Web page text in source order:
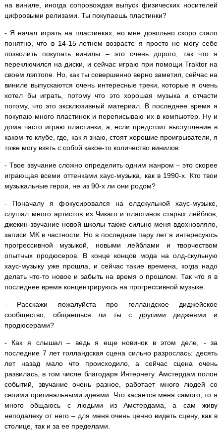
на виниле, иногда сопровождая выпуск физических носителей
цифровыми релизами. Ты покупаешь пластинки?
- Я начал играть на пластинках, но мне довольно скоро стало
понятно, что в 14-15-летнем возрасте я просто не могу себе
позволить покупать винилы – это очень дорого, так что я
переключился на диски, и сейчас играю при помощи Traktor на
своем лэптопе. Но, как ты совершенно верно заметил, сейчас на
виниле выпускаются очень интересные треки, которые я очень
хотел бы играть, потому что это хорошая музыка и отчасти
потому, что это эксклюзивный материал. В последнее время я
покупаю много пластинок и переписываю их в компьютер. Ну и
дома часто играю пластинки, а, если предстоит выступление в
каком-то клубе, где, как я знаю, стоят хорошие проигрыватели, я
тоже могу взять с собой какое-то количество винилов.
- Твое звучание сложно определить одним жанром – это скорее
играющая всеми оттенками хаус-музыка, как в 1990-х. Кто твои
музыкальные герои, не из 90-х ли они родом?
- Поначалу я фокусировался на олдскульной хаус-музыке,
слушал много артистов из Чикаго и пластинок старых лейблов,
джекин-звучание новой школы также сильно меня вдохновляло,
записи MK в частности. Но в последние пару лет я интересуюсь
прогрессивной музыкой, новыми лейблами и творчеством
опытных продюсеров. В конце концов мода на олд-скульную
хаус-музыку уже прошла, и сейчас такие времена, когда надо
делать что-то новое и забыть на время о прошлом. Так что я в
последнее время концентрируюсь на прогрессивной музыке.
- Расскажи пожалуйста про голландское диджейское
сообщество, общаешься ли ты с другими диджеями и
продюсерами?
- Как я слышал – ведь я еще новичок в этом деле, - за
последние 7 лет голландская сцена сильно разрослась: десять
лет назад мало что происходило, а сейчас сцена очень
развилась, в том числе благодаря Интернету. Амстердам полон
событий, звучание очень разное, работает много людей со
своими оригинальными идеями. Что касается меня самого, то я
много общаюсь с людьми из Амстердама, а сам живу
неподалеку от него – для меня очень ценно видеть сцену, как в
столице, так и за ее пределами.